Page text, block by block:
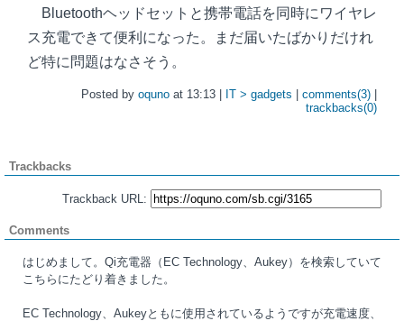
Bluetoothヘッドセットと携帯電話を同時にワイヤレ
ス充電できて便利になった。まだ届いたばかりだけれ
ど特に問題はなさそう。
Posted by oquno at 13:13 | IT > gadgets comments(3)
trackbacks(0)
Trackbacks
Trackback URL:
Comments
はじめまして。Qi充電器（EC Technology、Aukey）を検索していて
こちらにたどり着きました。
EC Technology、Aukeyともに使用されているようですが充電速度、